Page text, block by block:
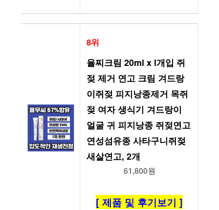
8위
율찌크림 20ml x l개입 쥐
젖 제거 연고 크림 겨드랑
이쥐젖 피지낭종제거 목쥐
젖 여자 생식기 겨드랑이
얼굴 귀 피지낭종 쥐젖연고
연성섬유종 사타구니쥐젖
새살연고, 2개
61,800원
[ 제품 및 후기보기 ]